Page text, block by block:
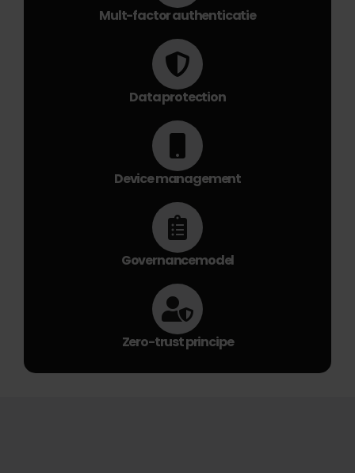
Mult-factor authenticatie
Data protection
Device management
Governancemodel
Zero-trust principe